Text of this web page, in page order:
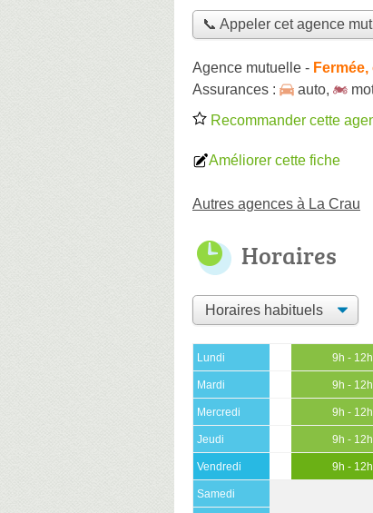
📞 Appeler cet agence
Agence mutuelle -
Assurances :
auto,
Recommander cette
Améliorer cette fiche
Autres agences à La Crau
Horaires
Lundi 9h - 12h
Mardi 9h - 12h
Mercredi 9h - 12h
Jeudi 9h - 12h
Vendredi 9h - 12h
Samedi